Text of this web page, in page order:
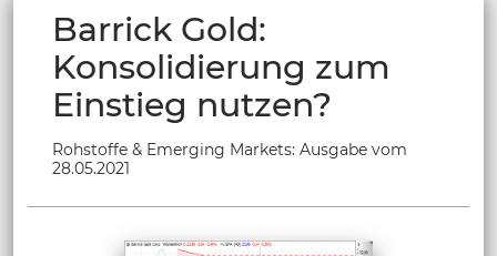
Barrick Gold:
Konsolidierung zum
Einstieg nutzen?
Rohstoffe & Emerging Markets: Ausgabe vom
28.05.2021